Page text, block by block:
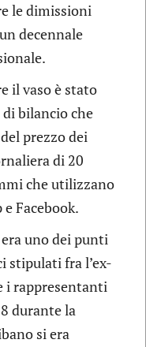
le dimissioni
decennale
il vaso è stato
bilancio che
prezzo dei
di 20
che utilizzano
Facebook.
uno dei punti
stipulati fra l’ex-
i rappresentanti
durante la
si era